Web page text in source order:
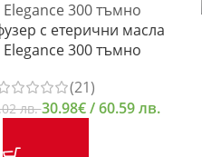
с етерични масла
Elegance 300 тъмно
(21)
лв.30.98€/ 60.59 лв.